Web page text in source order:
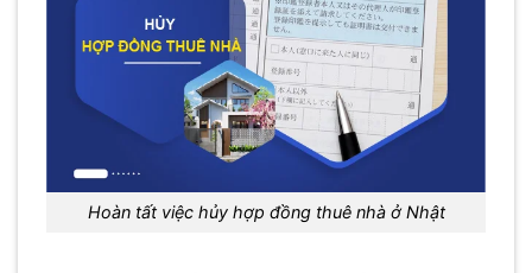
Hoàn tất việc hủy hợp đồng thuê nhà ở Nhật